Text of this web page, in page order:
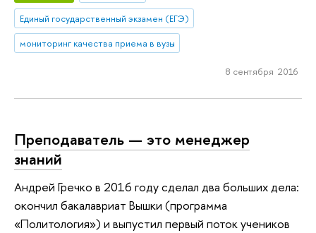
Единый государственный экзамен (ЕГЭ)
мониторинг качества приема в вузы
8 сентября 2016
Преподаватель — это менеджер
знаний
Андрей Гречко в 2016 году сделал два больших дела:
окончил бакалавриат Вышки (программа
«Политология») и выпустил первый поток учеников